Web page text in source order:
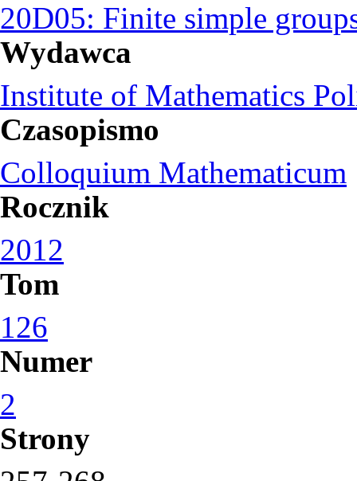
20D05: Finite simple
Wydawca
Institute of Mathematics
Czasopismo
Colloquium Mathematicum
Rocznik
2012
Tom
126
Numer
2
Strony